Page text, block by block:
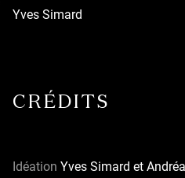
Yves Simard
CRÉDITS
Idéation Yves Simard et